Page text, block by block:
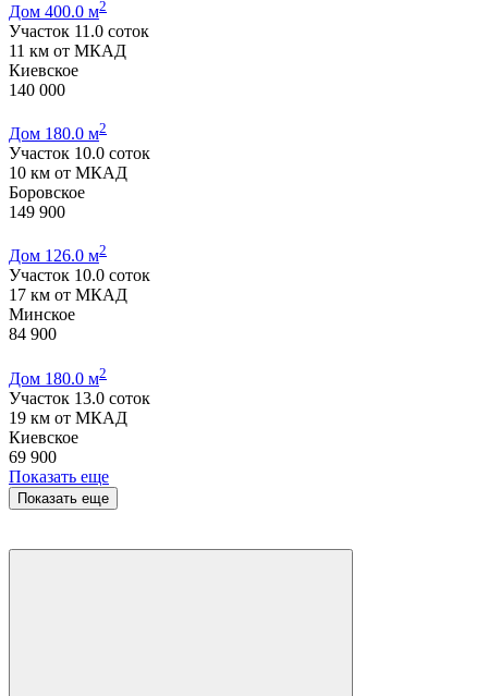
Дом 400.0 м2
Участок 11.0 соток
11 км от МКАД
Киевское
140 000
Дом 180.0 м2
Участок 10.0 соток
10 км от МКАД
Боровское
149 900
Дом 126.0 м2
Участок 10.0 соток
17 км от МКАД
Минское
84 900
Дом 180.0 м2
Участок 13.0 соток
19 км от МКАД
Киевское
69 900
Показать еще
Показать еще